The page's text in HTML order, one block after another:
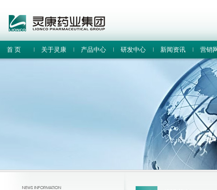
首 页 关于灵康 产品中心 研发中心 新闻资讯 营销